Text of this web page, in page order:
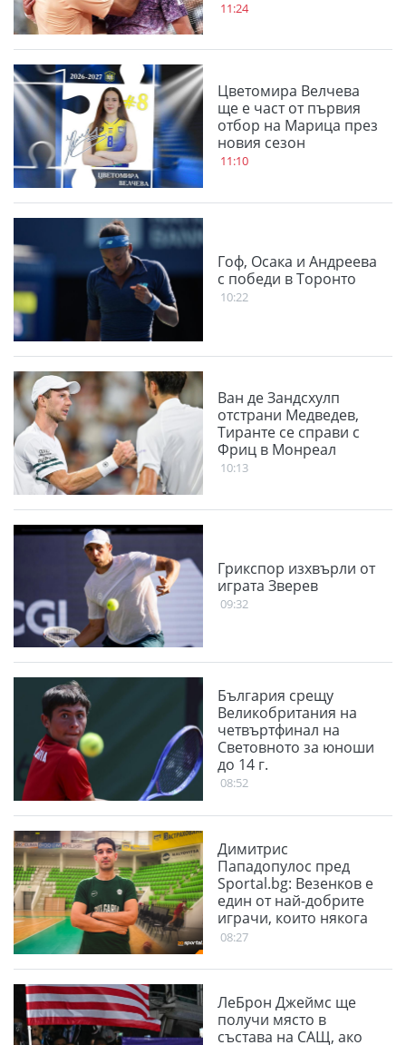
11:24
Цветомира Велчева
ще е част от първия
отбор на Марица през
новия сезон
11:10
Гоф, Осака и Андреева
с победи в Торонто
10:22
Ван де Зандсхулп
отстрани Медведев,
Тиранте се справи с
Фриц в Монреал
10:13
Грикспор изхвърли от
играта Зверев
09:32
България срещу
Великобритания на
четвъртфинал на
Световното за юноши
до 14 г.
08:52
Димитрис
Пападопулос пред
Sportal.bg: Везенков е
един от най-добрите
играчи, които някога
са играли.
08:27
ЛеБрон Джеймс ще
получи място в
състава на САЩ, ако